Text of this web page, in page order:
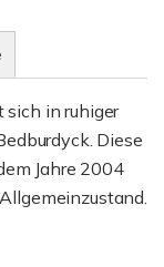
in ruhiger
Diese
Jahre 2004